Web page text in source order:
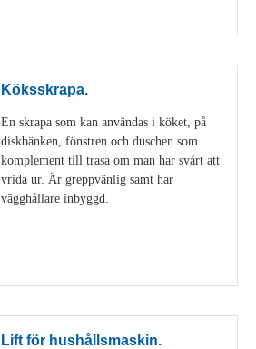
Köksskrapa.
En skrapa som kan användas i köket, på
diskbänken, fönstren och duschen som
komplement till trasa om man har svårt att
vrida ur. Är greppvänlig samt har
vägghållare inbyggd.
Lift för hushållsmaskin.